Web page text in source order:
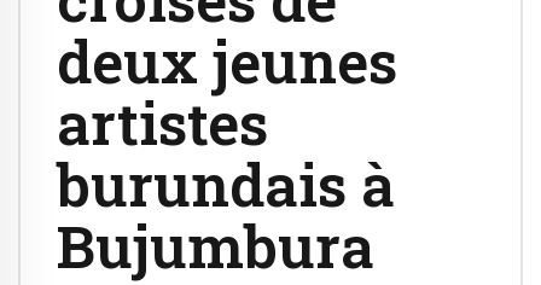
deux jeunes
artistes
burundais à
Bujumbura